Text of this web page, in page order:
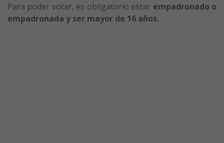
Para poder votar, es obligatorio estar empadronado o
empadronada y ser mayor de 16 años.